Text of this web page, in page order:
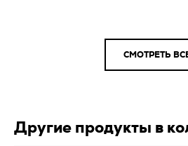
СМОТРЕТЬ
Другие продукты в